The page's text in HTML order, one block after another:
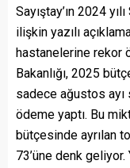
Sayıştay’ın 2024
ilişkin yazılı
hastanelerine rekor
Bakanlığı, 2025
sadece ağustos
ödeme yaptı. Bu
bütçesinde ayrılan
73’üne denk geliyor.